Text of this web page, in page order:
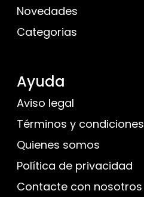
Novedades
Categorias
Ayuda
Aviso legal
Términos y condiciones
Quienes somos
Política de privacidad
Contacte con nosotros